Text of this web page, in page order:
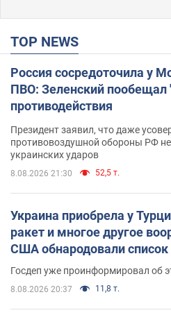
TOP NEWS
Россия сосредоточила у
ПВО: Зеленский пообещал
противодействия
Президент заявил, что даже
противовоздушной обороны РФ
украинских ударов
8.08.2026 21:30 52,5 т.
Украина приобрела у
ракет и многое другое
США обнародовали список
Госдеп уже проинформировал об
8.08.2026 20:37 11,8 т.